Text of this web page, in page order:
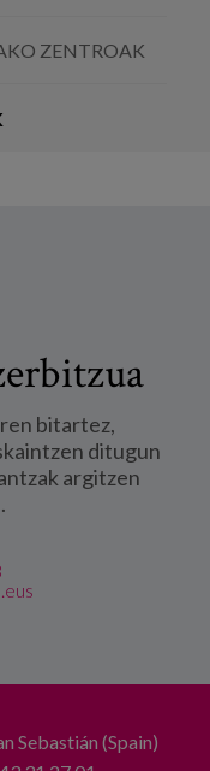
ZENTROAK
bitartez,
ditugun
argitzen
Sebastián (Spain)